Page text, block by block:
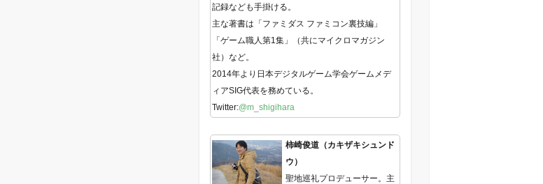
記録なども手掛ける。
主な著書は「ファミダス ファミコン裏技編」
「ゲーム職人第1集」（共にマイクロマガジン
社）など。
2014年より日本デジタルゲーム学会ゲームメデ
ィアSIG代表を務めている。
Twitter:@m_shigihara
柿崎俊道（カキザキシュンド
ウ）
聖地巡礼プロデューサー。主